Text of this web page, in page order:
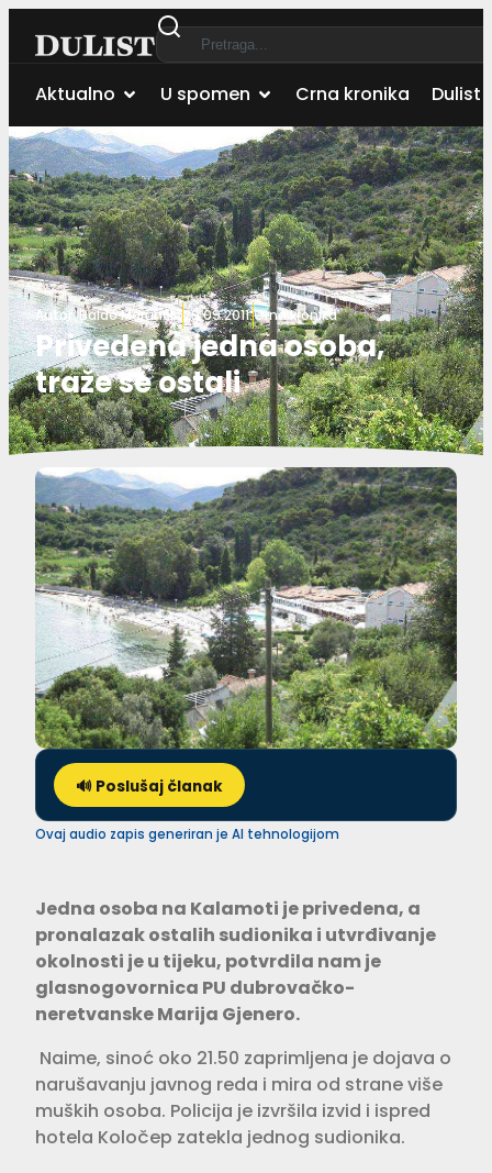
Aktualno U spomen Crna kronika Dulist
Autor:Baldo Marunčić29.09.2011.Crna kronika
Privedena jedna osoba,
traže se ostali
🔊 Poslušaj članak
Ovaj audio zapis generiran je AI tehnologijom
Jedna osoba na Kalamoti je privedena, a
pronalazak ostalih sudionika i utvrđivanje
okolnosti je u tijeku, potvrdila nam je
glasnogovornica PU dubrovačko-
neretvanske Marija Gjenero.
Naime, sinoć oko 21.50 zaprimljena je dojava o
narušavanju javnog reda i mira od strane više
muških osoba. Policija je izvršila izvid i ispred
hotela Koločep zatekla jednog sudionika.